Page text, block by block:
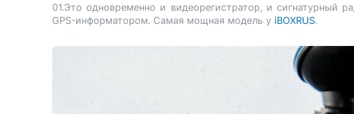
01.Это одновременно и видеорегистратор, и сигнатурный
GPS-информатором. Самая мощная модель у iBOXRUS.